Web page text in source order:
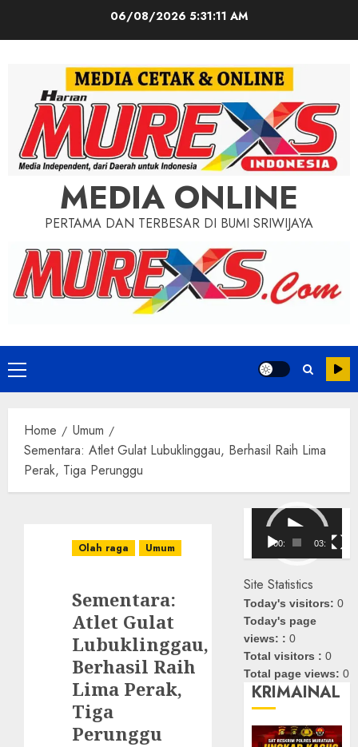
06/08/2026 5:31:13 AM
MEDIA ONLINE
PERTAMA DAN TERBESAR DI BUMI SRIWIJAYA
Primary
Menu
Home
Umum
Sementara: Atlet Gulat Lubuklinggau, Berhasil Raih Lima
Perak, Tiga Perunggu
Olah raga Umum
Sementara:
Atlet Gulat
Lubuklinggau,
Berhasil Raih
Lima Perak,
Tiga
Perunggu
Pemutar
Video
00:00 03:08
Site Statistics
Today's visitors:0
Today's page
views: :0
Total visitors :0
Total page views:0
KRIMAINAL